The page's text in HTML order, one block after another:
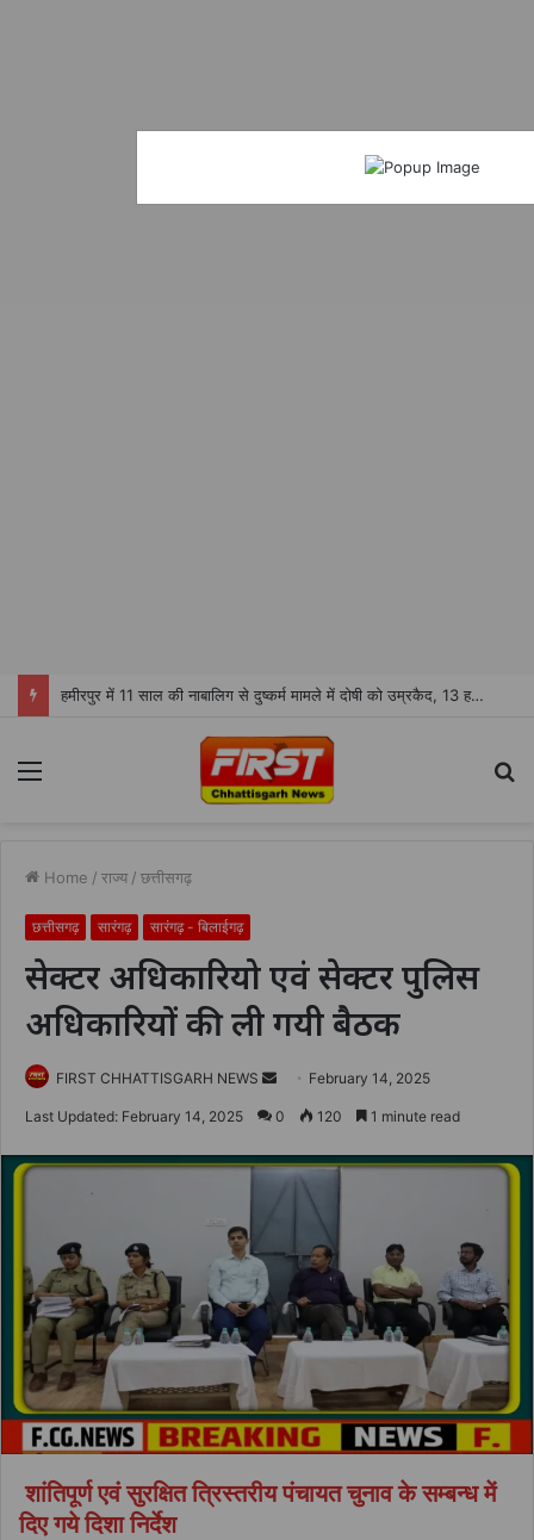
हमीरपुर में 11 साल की नाबालिग से दुष्कर्म मामले में दोषी को उम्रकैद, 13 हजार रुपये जुर्माना
Menu
Home / राज्य / छत्तीसगढ़
छत्तीसगढ़ सारंगढ़ सारंगढ़ - बिलाईगढ़
सेक्टर अधिकारियो एवं सेक्टर पुलिस
अधिकारियों की ली गयी बैठक
FIRST CHHATTISGARH NEWS
Send February 14, 2025
Last Updated: February 14, 2025 0 120 1 minute read
शांतिपूर्ण एवं सुरक्षित त्रिस्तरीय पंचायत चुनाव के सम्बन्ध में
दिए गये दिशा निर्देश